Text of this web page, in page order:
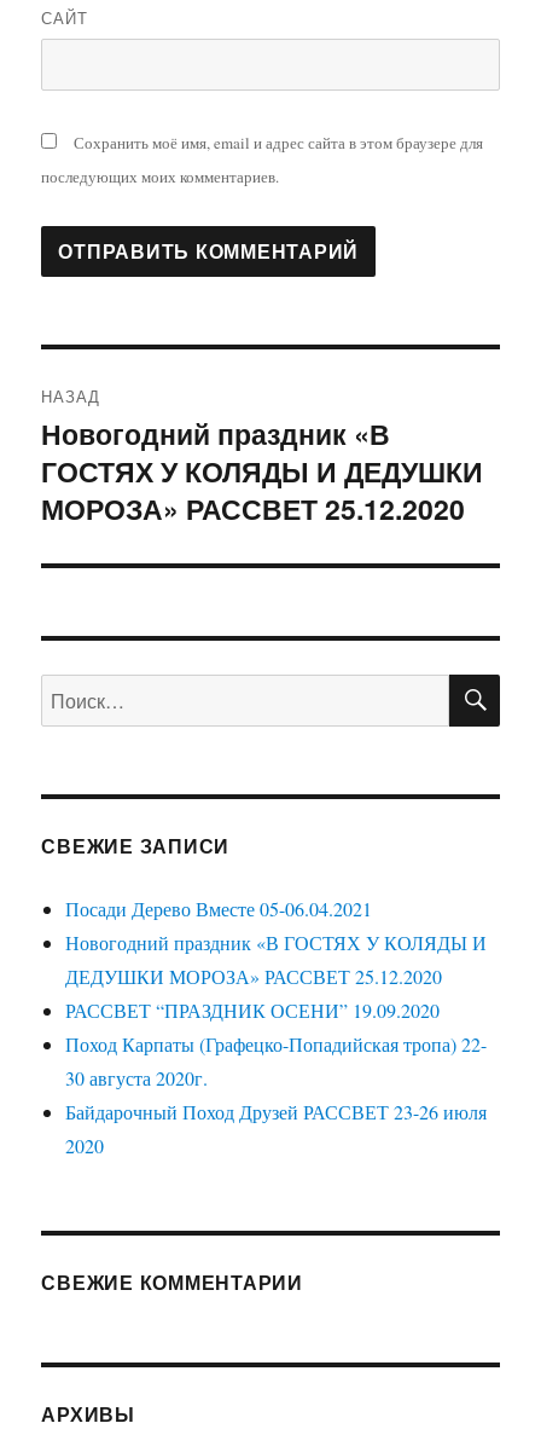
САЙТ
Сохранить моё имя, email и адрес сайта в этом браузере для
последующих моих комментариев.
по
записям
НАЗАД
Предыдущая
запись:
Новогодний праздник «В
ГОСТЯХ У КОЛЯДЫ И ДЕДУШКИ
МОРОЗА» РАССВЕТ 25.12.2020
Искать:
СВЕЖИЕ ЗАПИСИ
Посади Дерево Вместе 05-06.04.2021
Новогодний праздник «В ГОСТЯХ У КОЛЯДЫ И
ДЕДУШКИ МОРОЗА» РАССВЕТ 25.12.2020
РАССВЕТ “ПРАЗДНИК ОСЕНИ” 19.09.2020
Поход Карпаты (Графецко-Попадийская тропа) 22-
30 августа 2020г.
Байдарочный Поход Друзей РАССВЕТ 23-26 июля
2020
СВЕЖИЕ КОММЕНТАРИИ
АРХИВЫ